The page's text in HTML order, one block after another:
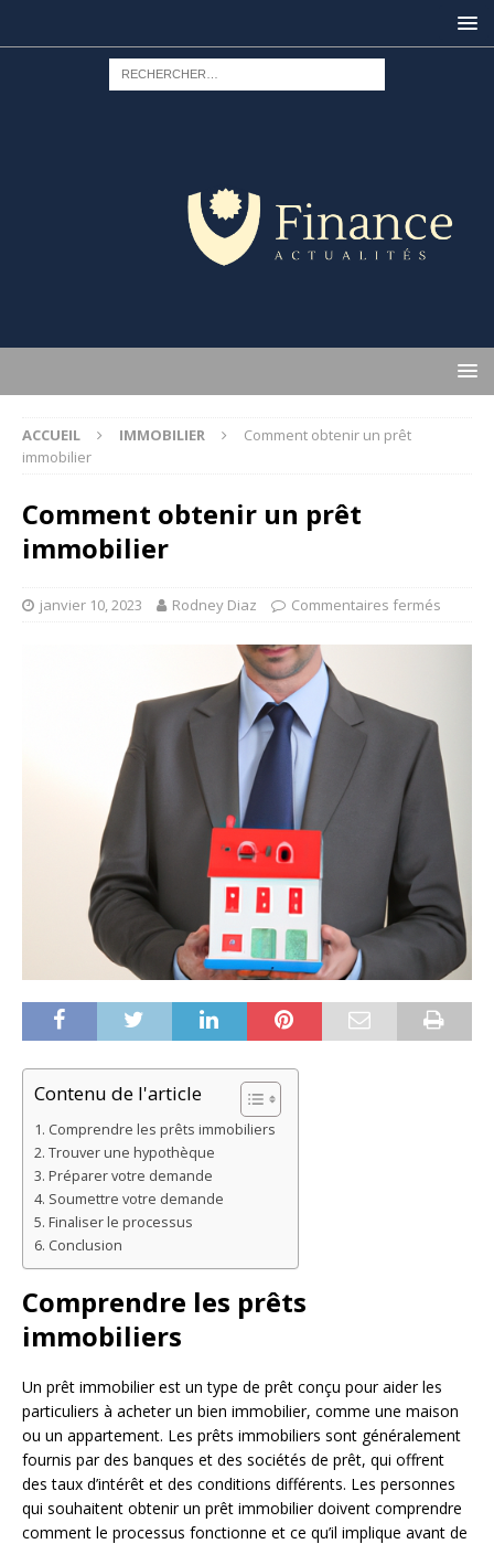
ACCUEIL IMMOBILIER
Comment obtenir un prêt
immobilier
Comment obtenir un prêt
immobilier
janvier 10, 2023 Rodney Diaz Commentaires fermés
Contenu de l'article
Comprendre les prêts immobiliers
Trouver une hypothèque
Préparer votre demande
Soumettre votre demande
Finaliser le processus
Conclusion
Comprendre les prêts
immobiliers
Un prêt immobilier est un type de prêt conçu pour aider les
particuliers à acheter un bien immobilier, comme une maison
ou un appartement. Les prêts immobiliers sont généralement
fournis par des banques et des sociétés de prêt, qui offrent
des taux d’intérêt et des conditions différents. Les personnes
qui souhaitent obtenir un prêt immobilier doivent comprendre
comment le processus fonctionne et ce qu’il implique avant de